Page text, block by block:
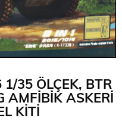
35 ÖLÇEK, BTR
AMFIBIK ASKERI
KITI